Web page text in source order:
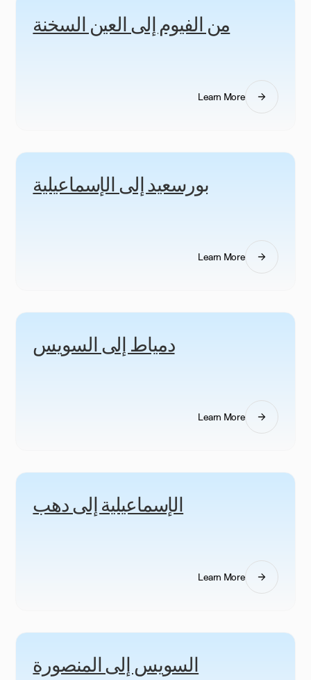
من الفيوم إلى العين السخنة
Learn More
بورسعيد إلى الإسماعيلية
Learn More
دمياط إلى السويس
Learn More
الإسماعيلية إلى دهب
Learn More
السويس إلى المنصورة